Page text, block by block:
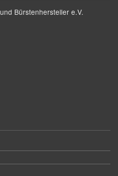
Bürstenhersteller e.V.